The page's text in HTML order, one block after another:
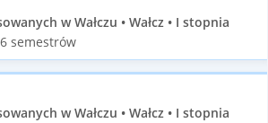
w Wałczu • Wałcz • I stopnia
semestrów
w Wałczu • Wałcz • I stopnia